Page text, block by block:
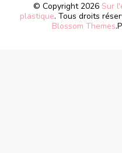
© Copyright 2026 Sur
plastique. Tous droits
Blossom Themes